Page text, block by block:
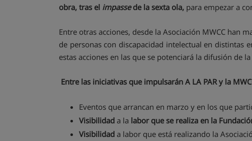
obra, tras el impassede la sexta ola, para empezar a
Entre otras acciones, desde la Asociación MWCC han
de personas con discapacidad intelectual en distintas
estas acciones en las que se potenciará la difusión de
Entre las iniciativas que impulsarán A LA PAR y la
Eventos que arrancan en marzo y en los que
Visibilidad a la labor que se realiza en la
Visibilidad a labor que está realizando la